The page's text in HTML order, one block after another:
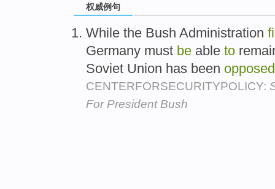
权威例句
While the Bush Administration
Germany must be able to
Soviet Union has been opposed
CENTERFORSECURITYPOLICY:
For President Bush